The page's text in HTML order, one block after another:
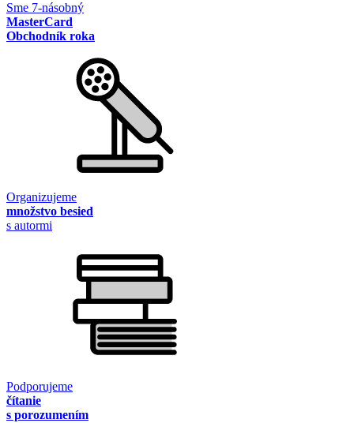
Sme 7-násobný
MasterCard
Obchodník roka
Organizujeme
množstvo besied
s autormi
Podporujeme
čítanie
s porozumením